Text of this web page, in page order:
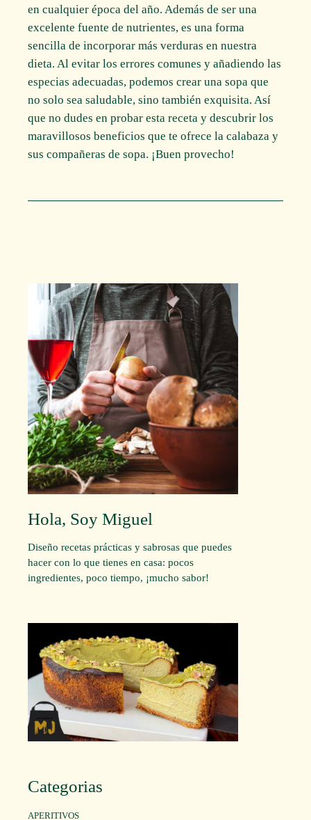
en cualquier época del año. Además de ser una
excelente fuente de nutrientes, es una forma
sencilla de incorporar más verduras en nuestra
dieta. Al evitar los errores comunes y añadiendo las
especias adecuadas, podemos crear una sopa que
no solo sea saludable, sino también exquisita. Así
que no dudes en probar esta receta y descubrir los
maravillosos beneficios que te ofrece la calabaza y
sus compañeras de sopa. ¡Buen provecho!
Hola, Soy Miguel
Diseño recetas prácticas y sabrosas que puedes
hacer con lo que tienes en casa: pocos
ingredientes, poco tiempo, ¡mucho sabor!
Categorias
APERITIVOS